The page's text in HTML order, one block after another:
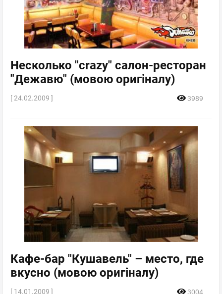
Несколько "crazy" салон-ресторан
"Дежавю" (мовою оригіналу)
[ 24.02.2009 ] 3989
Кафе-бар "Кушавель" – место, где
вкусно (мовою оригіналу)
[ 14.01.2009 ] 3004